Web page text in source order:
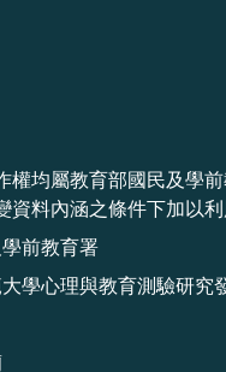
權均屬教育部國民及學
料內涵之條件下加以利
前教育署
學心理與教育測驗研究